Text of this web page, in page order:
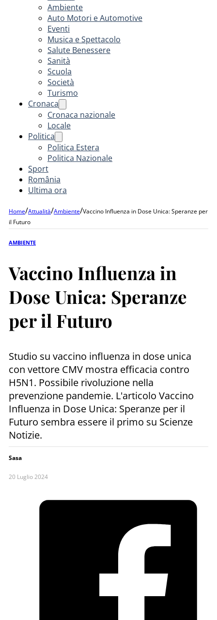
Ambiente
Auto Motori e Automotive
Eventi
Musica e Spettacolo
Salute Benessere
Sanità
Scuola
Società
Turismo
Cronaca
Cronaca nazionale
Locale
Politica
Politica Estera
Politica Nazionale
Sport
România
Ultima ora
Home/Attualità/Ambiente/Vaccino Influenza in Dose Unica: Speranze per
il Futuro
AMBIENTE
Vaccino Influenza in
Dose Unica: Speranze
per il Futuro
Studio su vaccino influenza in dose unica
con vettore CMV mostra efficacia contro
H5N1. Possibile rivoluzione nella
prevenzione pandemie. L'articolo Vaccino
Influenza in Dose Unica: Speranze per il
Futuro sembra essere il primo su Scienze
Notizie.
Sasa
20 Luglio 2024